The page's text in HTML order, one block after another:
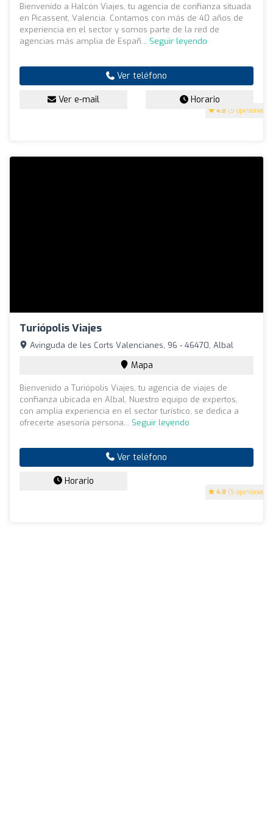
4.8 (5 opiniones)
Bienvenido a Halcón Viajes, tu agencia de confianza situada
en Picassent, Valencia. Contamos con más de 40 años de
experiencia en el sector y somos parte de la red de
agencias más amplia de Españ... Seguir leyendo
Ver teléfono
Ver e-mail Horario
Turiópolis Viajes
4.8 (5 opiniones)
Avinguda de les Corts Valencianes, 96 - 46470, Albal
Mapa
Bienvenido a Turiópolis Viajes, tu agencia de viajes de
confianza ubicada en Albal. Nuestro equipo de expertos,
con amplia experiencia en el sector turístico, se dedica a
ofrecerte asesoría persona... Seguir leyendo
Ver teléfono
Horario